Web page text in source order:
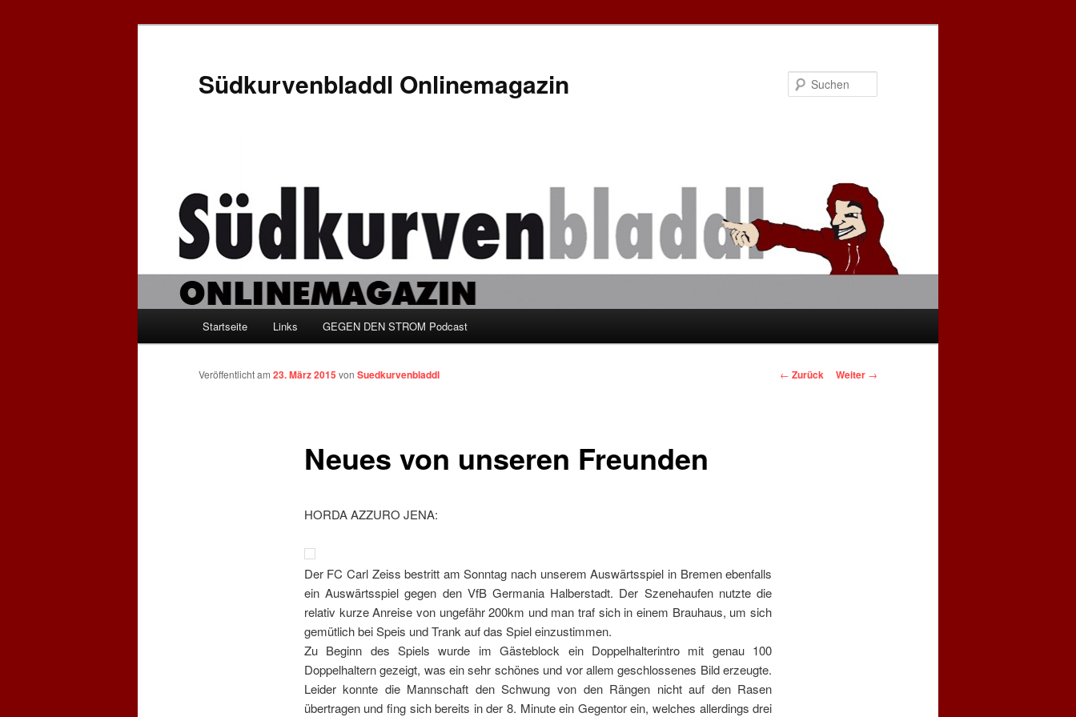
Südkurvenbladdl Onlinemagazin
Startseite Links GEGEN DEN STROM Podcast
Beitragsnavigation
← Zurück Weiter →
Neues von unseren Freunden
Veröffentlicht am 23. März 2015 von Suedkurvenbladdl
HORDA AZZURO JENA:
Der FC Carl Zeiss bestritt am Sonntag nach unserem Auswärtsspiel in Bremen ebenfalls
ein Auswärtsspiel gegen den VfB Germania Halberstadt. Der Szenehaufen nutzte die
relativ kurze Anreise von ungefähr 200km und man traf sich in einem Brauhaus, um sich
gemütlich bei Speis und Trank auf das Spiel einzustimmen.
Zu Beginn des Spiels wurde im Gästeblock ein Doppelhalterintro mit genau 100
Doppelhaltern gezeigt, was ein sehr schönes und vor allem geschlossenes Bild erzeugte.
Leider konnte die Mannschaft den Schwung von den Rängen nicht auf den Rasen
übertragen und fing sich bereits in der 8. Minute ein Gegentor ein, welches allerdings drei